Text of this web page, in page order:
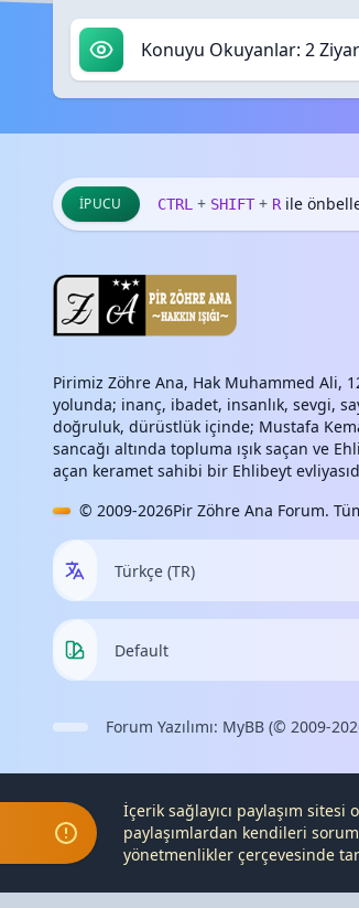
Konuyu Okuyanlar: 2
İPUCU CTRL + SHIFT + Rile
Pirimiz Zöhre Ana, Hak Muhammed Ali,
yolunda; inanç, ibadet, insanlık, sevgi,
doğruluk, dürüstlük içinde; Mustafa
sancağı altında topluma ışık saçan ve
açan keramet sahibi bir Ehlibeyt
© 2009-2026Pir Zöhre Ana Forum.
Forum Yazılımı: MyBB (© 2009-
İçerik sağlayıcı paylaşım sitesi
paylaşımlardan kendileri
yönetmenlikler çerçevesinde